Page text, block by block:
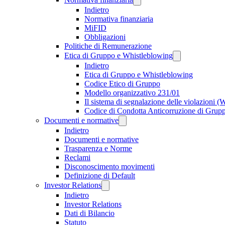
Indietro
Normativa finanziaria
MiFID
Obbligazioni
Politiche di Remunerazione
Etica di Gruppo e Whistleblowing
Indietro
Etica di Gruppo e Whistleblowing
Codice Etico di Gruppo
Modello organizzativo 231/01
Il sistema di segnalazione delle violazioni
Codice di Condotta Anticorruzione di
Documenti e normative
Indietro
Documenti e normative
Trasparenza e Norme
Reclami
Disconoscimento movimenti
Definizione di Default
Investor Relations
Indietro
Investor Relations
Dati di Bilancio
Statuto